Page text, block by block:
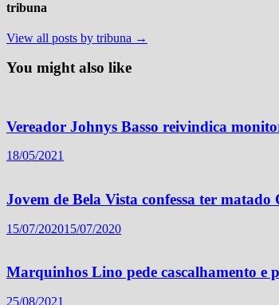
tribuna
View all posts by tribuna →
You might also like
Vereador Johnys Basso reivindica
18/05/2021
Jovem de Bela Vista confessa ter
15/07/202015/07/2020
Marquinhos Lino pede cascalhamento e
25/08/2021